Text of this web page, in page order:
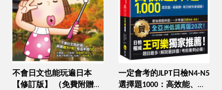
不會日文也能玩遍日本
【修訂版】 （免費附贈
一定會考的JLPT日檢N4-N5
選擇題1000：高效能、高